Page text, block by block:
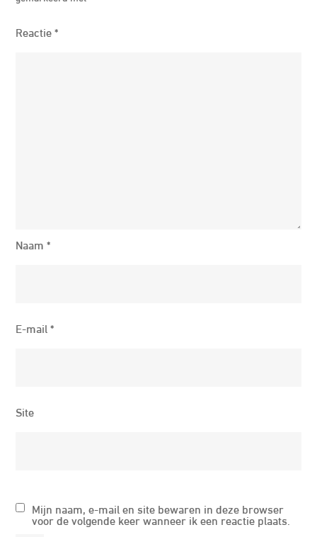
Reactie*
Naam*
E-mail*
Site
Mijn naam, e-mail en site bewaren in deze browser
voor de volgende keer wanneer ik een reactie plaats.